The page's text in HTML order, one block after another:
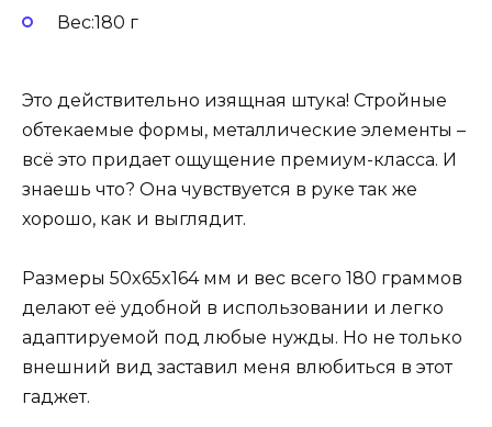
Вес:180 г
Это действительно изящная штука! Стройные
обтекаемые формы, металлические элементы –
всё это придает ощущение премиум-класса. И
знаешь что? Она чувствуется в руке так же
хорошо, как и выглядит.
Размеры 50x65x164 мм и вес всего 180 граммов
делают её удобной в использовании и легко
адаптируемой под любые нужды. Но не только
внешний вид заставил меня влюбиться в этот
гаджет.